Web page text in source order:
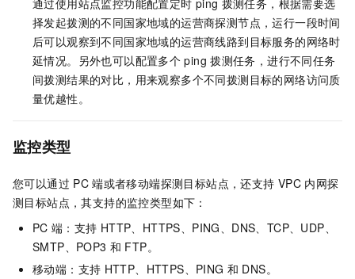
通过使用站点监控功能配置定时 ping 拨测任务，根据需要选
择发起拨测的不同国家地域的运营商探测节点，运行一段时间
后可以观察到不同国家地域的运营商线路到目标服务的网络时
延情况。另外也可以配置多个 ping 拨测任务，进行不同任务
间拨测结果的对比，用来观察多个不同拨测目标的网络访问质
量优越性。
监控类型
您可以通过 PC 端或者移动端探测目标站点，还支持 VPC 内网探
测目标站点，其支持的监控类型如下：
PC 端：支持 HTTP、HTTPS、PING、DNS、TCP、UDP、
SMTP、POP3 和 FTP。
移动端：支持 HTTP、HTTPS、PING 和 DNS。